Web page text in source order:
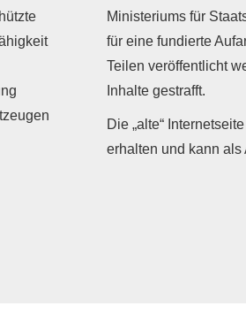
Ministeriums für
für eine fundierte
Teilen veröffentlicht
Inhalte gestrafft.
Die „alte“ Internetseite
erhalten und kann